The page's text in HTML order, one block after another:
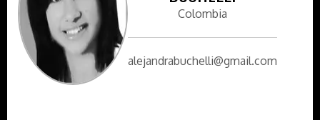
Colombia
alejandrabuchelli@gmail.com